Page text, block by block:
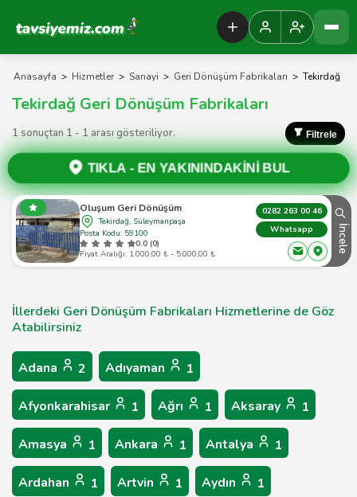
Tavsiyemiz Anasayfa
Anasayfa > Hizmetler > Sanayi > Geri Dönüşüm Fabrikaları > Tekirdağ
Tekirdağ Geri Dönüşüm Fabrikaları
1 sonuçtan 1 - 1 arası gösteriliyor. Filtrele
TIKLA - EN YAKININDAKİNİ BUL
Oluşum Geri Dönüşüm
Tekirdağ, Süleymanpaşa
Posta Kodu: 59100
0.0 (0)
Fiyat Aralığı: 1.000,00 ₺ - 5.000,00 ₺
0282 263 00 46
Whatsapp
İncele
İllerdeki Geri Dönüşüm Fabrikaları Hizmetlerine de Göz
Atabilirsiniz
Adana 2 Adıyaman 1
Afyonkarahisar 1 Ağrı 1 Aksaray 1
Amasya 1 Ankara 1 Antalya 1
Ardahan 1 Artvin 1 Aydın 1